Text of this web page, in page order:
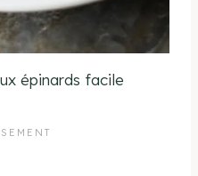
épinards facile